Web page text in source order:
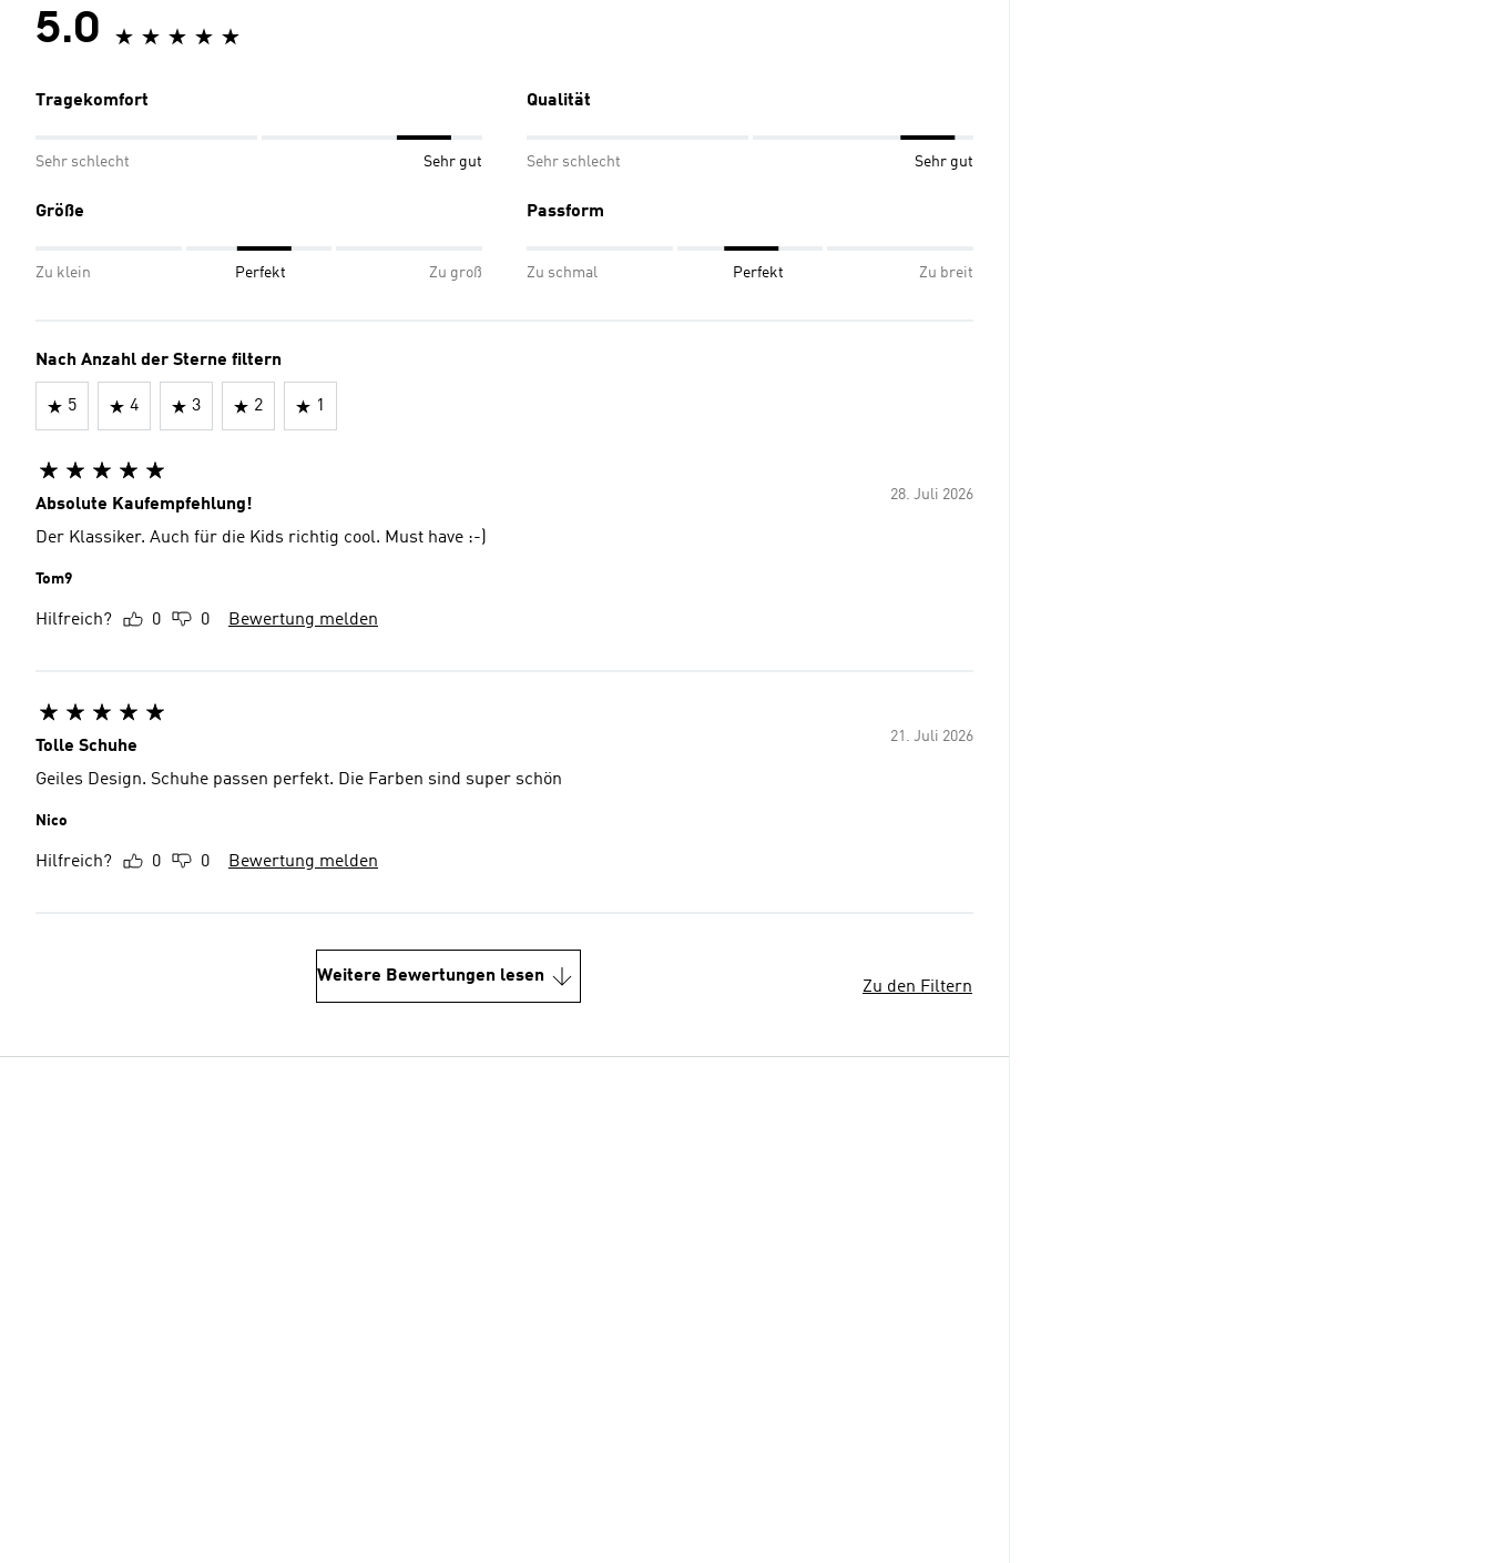
5.0
Tragekomfort
Sehr schlecht Sehr gut
Qualität
Sehr schlecht Sehr gut
Größe
Zu klein Perfekt Zu groß
Passform
Zu schmal Perfekt Zu breit
Nach Anzahl der Sterne filtern
5 4 3 2 1
28. Juli 2026
Absolute Kaufempfehlung!
Der Klassiker. Auch für die Kids richtig cool. Must have :-)
Tom9
Hilfreich? 0 0 Bewertung melden
21. Juli 2026
Tolle Schuhe
Geiles Design. Schuhe passen perfekt. Die Farben sind super schön
Nico
Hilfreich? 0 0 Bewertung melden
Weitere Bewertungen lesen
Zu den Filtern